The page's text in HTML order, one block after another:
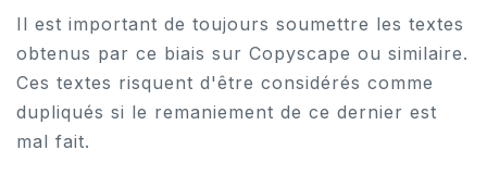
Il est important de toujours soumettre les textes
obtenus par ce biais sur Copyscape ou similaire.
Ces textes risquent d'être considérés comme
dupliqués si le remaniement de ce dernier est
mal fait.